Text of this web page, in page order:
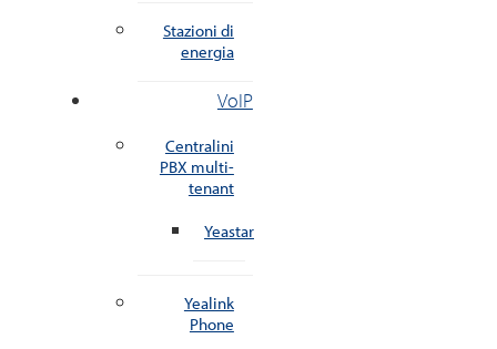
Stazioni di
energia
VoIP
Centralini
PBX multi-
tenant
Yeastar
Yealink
Phone